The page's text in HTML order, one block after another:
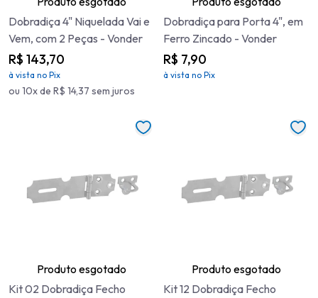
Dobradiça 4" Niquelada Vai e
Vem, com 2 Peças - Vonder
R$ 143,70
à vista no Pix
ou 10x de R$ 14,37 sem juros
Dobradiça para Porta 4", em
Ferro Zincado - Vonder
R$ 7,90
à vista no Pix
Produto esgotado
Kit 02 Dobradiça Fecho
Produto esgotado
Kit 12 Dobradiça Fecho